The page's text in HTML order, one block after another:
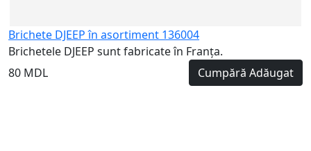
Brichete DJEEP în asortiment 136004
Brichetele DJEEP sunt fabricate în Franța.
80 MDL
Cumpără Adăugat